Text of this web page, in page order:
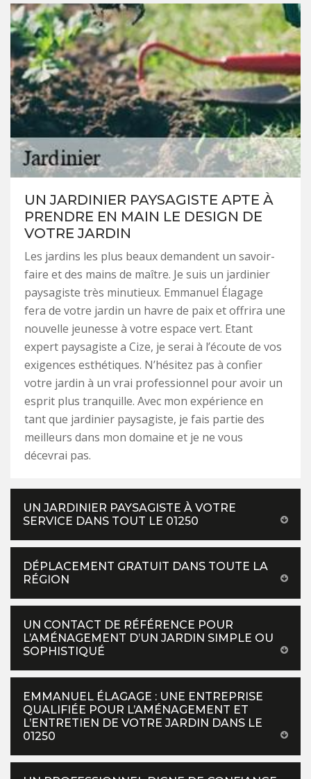
UN JARDINIER PAYSAGISTE APTE À
PRENDRE EN MAIN LE DESIGN DE
VOTRE JARDIN
Les jardins les plus beaux demandent un savoir-
faire et des mains de maître. Je suis un jardinier
paysagiste très minutieux. Emmanuel Élagage
fera de votre jardin un havre de paix et offrira une
nouvelle jeunesse à votre espace vert. Etant
expert paysagiste a Cize, je serai à l’écoute de vos
exigences esthétiques. N’hésitez pas à confier
votre jardin à un vrai professionnel pour avoir un
esprit plus tranquille. Avec mon expérience en
tant que jardinier paysagiste, je fais partie des
meilleurs dans mon domaine et je ne vous
décevrai pas.
UN JARDINIER PAYSAGISTE À VOTRE
SERVICE DANS TOUT LE 01250
DÉPLACEMENT GRATUIT DANS TOUTE LA
RÉGION
UN CONTACT DE RÉFÉRENCE POUR
L’AMÉNAGEMENT D’UN JARDIN SIMPLE OU
SOPHISTIQUÉ
EMMANUEL ÉLAGAGE : UNE ENTREPRISE
QUALIFIÉE POUR L’AMÉNAGEMENT ET
L’ENTRETIEN DE VOTRE JARDIN DANS LE
01250